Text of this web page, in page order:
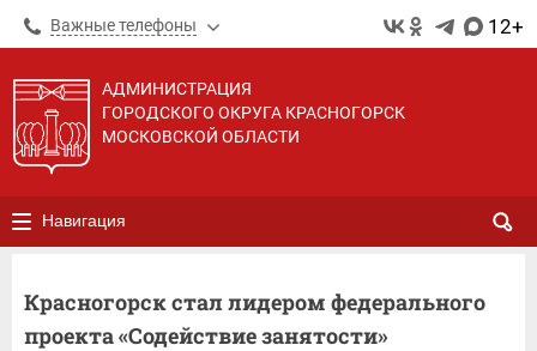
Важные телефоны 12+
АДМИНИСТРАЦИЯ
ГОРОДСКОГО ОКРУГА КРАСНОГОРСК
МОСКОВСКОЙ ОБЛАСТИ
Навигация
Красногорск стал лидером федерального
проекта «Содействие занятости»